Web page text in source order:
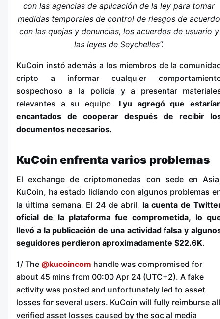
con las agencias de aplicación de la ley para tomar
medidas temporales de control de riesgos de acuerdo
con las quejas y denuncias, los acuerdos de usuario y
las leyes de Seychelles”.
KuCoin instó además a los miembros de la
cripto a informar cualquier
sospechoso a la policía y a presentar
relevantes a su equipo. Lyu agregó que
encantados de cooperar después de recibir
documentos necesarios.
KuCoin enfrenta varios problemas
El exchange de criptomonedas con sede en
KuCoin, ha estado lidiando con algunos problemas
la última semana. El 24 de abril, la cuenta de
oficial de la plataforma fue comprometida, lo
llevó a la publicación de una actividad falsa y
seguidores perdieron aproximadamente $22.6K.
1/ The @kucoincom handle was compromised for
about 45 mins from 00:00 Apr 24 (UTC+2). A fake
activity was posted and unfortunately led to asset
losses for several users. KuCoin will fully reimburse all
verified asset losses caused by the social media